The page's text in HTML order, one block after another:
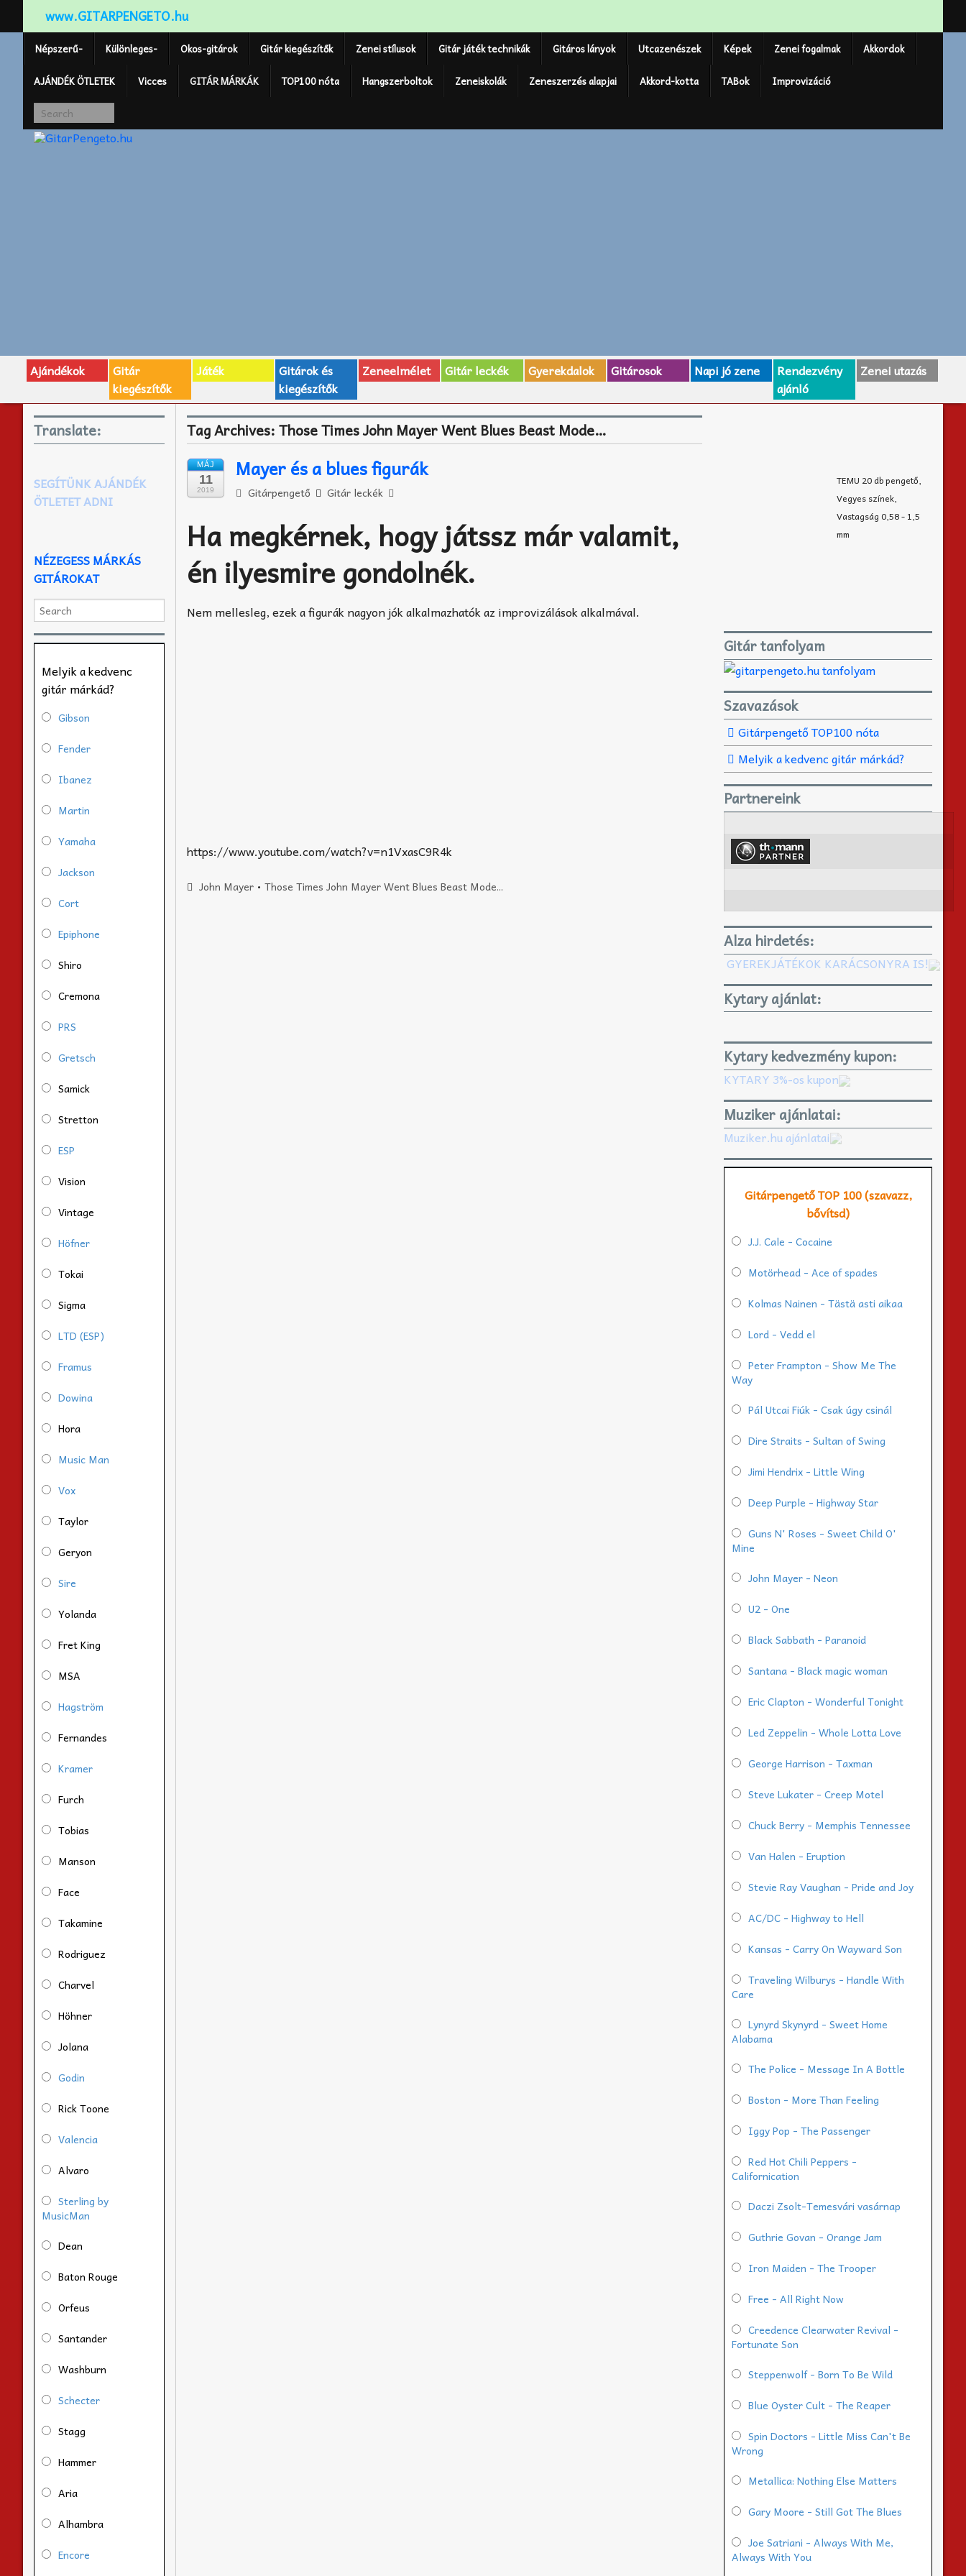
www.GITARPENGETO.hu
Népszerű- Különleges- Okos-gitárok Gitár kiegészítők Zenei stílusok Gitár játék technikák Gitáros lányok Utcazenészek Képek Zenei fogalmak Akkordok
AJÁNDÉK ÖTLETEK Vicces GITÁR MÁRKÁK TOP100 nóta Hangszerboltok Zeneiskolák Zeneszerzés alapjai Akkord-kotta TABok Improvizáció
Ajándékok
Gitár
kiegészítők
Játék
Gitárok és
kiegészítők
Zeneelmélet Gitár leckék Gyerekdalok Gitárosok Napi jó zene
Rendezvény
ajánló
Zenei utazás
Tag Archives:Those Times John Mayer Went Blues Beast Mode…
MÁJ
11
2019
Mayer és a blues figurák
Gitárpengető Gitár leckék
Ha megkérnek, hogy játssz már valamit,
én ilyesmire gondolnék.
Nem mellesleg, ezek a figurák nagyon jók alkalmazhatók az improvizálások alkalmával.
https://www.youtube.com/watch?v=n1VxasC9R4k
John Mayer• Those Times John Mayer Went Blues Beast Mode...
Translate:
SEGÍTÜNK AJÁNDÉK
ÖTLETET ADNI
NÉZEGESS MÁRKÁS
GITÁROKAT
Melyik a kedvenc
gitár márkád?
Gibson
Fender
Ibanez
Martin
Yamaha
Jackson
Cort
Epiphone
Shiro
Cremona
PRS
Gretsch
Samick
Stretton
ESP
Vision
Vintage
Höfner
Tokai
Sigma
LTD (ESP)
Framus
Dowina
Hora
Music Man
Vox
Taylor
Geryon
Sire
Yolanda
Fret King
MSA
Hagström
Fernandes
Kramer
Furch
Tobias
Manson
Face
Takamine
Rodriguez
Charvel
Höhner
Jolana
Godin
Rick Toone
Valencia
Alvaro
Sterling by
MusicMan
Dean
Baton Rouge
Orfeus
Santander
Washburn
Schecter
Stagg
Hammer
Aria
Alhambra
Encore
TEMU 20 db pengető,
Vegyes színek,
Vastagság 0,58 - 1,5
mm
Gitár tanfolyam
Szavazások
Gitárpengető TOP100 nóta
Melyik a kedvenc gitár márkád?
Partnereink
Alza hirdetés:
GYEREKJÁTÉKOK KARÁCSONYRA IS!
Kytary ajánlat:
Kytary kedvezmény kupon:
KYTARY 3%-os kupon
Muziker ajánlatai:
Muziker.hu ajánlatai
Gitárpengető TOP 100 (szavazz,
bővítsd)
J.J. Cale - Cocaine
Motörhead - Ace of spades
Kolmas Nainen - Tästä asti aikaa
Lord - Vedd el
Peter Frampton - Show Me The
Way
Pál Utcai Fiúk - Csak úgy csinál
Dire Straits - Sultan of Swing
Jimi Hendrix - Little Wing
Deep Purple - Highway Star
Guns N' Roses - Sweet Child O'
Mine
John Mayer - Neon
U2 - One
Black Sabbath - Paranoid
Santana - Black magic woman
Eric Clapton - Wonderful Tonight
Led Zeppelin - Whole Lotta Love
George Harrison - Taxman
Steve Lukater - Creep Motel
Chuck Berry - Memphis Tennessee
Van Halen - Eruption
Stevie Ray Vaughan - Pride and Joy
AC/DC - Highway to Hell
Kansas - Carry On Wayward Son
Traveling Wilburys - Handle With
Care
Lynyrd Skynyrd - Sweet Home
Alabama
The Police - Message In A Bottle
Boston - More Than Feeling
Iggy Pop - The Passenger
Red Hot Chili Peppers -
Californication
Daczi Zsolt-Temesvári vasárnap
Guthrie Govan - Orange Jam
Iron Maiden - The Trooper
Free - All Right Now
Creedence Clearwater Revival -
Fortunate Son
Steppenwolf - Born To Be Wild
Blue Oyster Cult - The Reaper
Spin Doctors - Little Miss Can't Be
Wrong
Metallica: Nothing Else Matters
Gary Moore - Still Got The Blues
Joe Satriani - Always With Me,
Always With You